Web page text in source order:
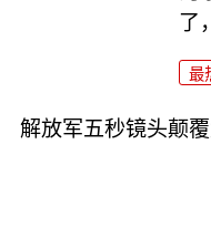
了
最
解放军五秒镜头颠